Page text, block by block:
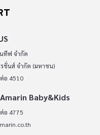
นทีฟ จำกัด
ชั่นส์ จำกัด (มหาชน)
อ 4510
Baby&Kids
อ 4775